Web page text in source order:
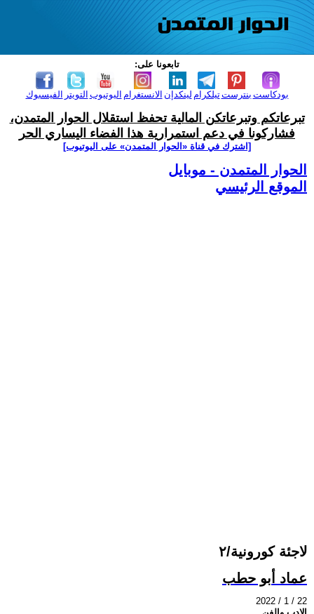
تابعونا على:
الفيسبوك التويتر اليوتيوب الانستغرام لينكدإن تيلكرامبنترست بودكاست
تبرعاتكم وتبرعاتكن المالية تحفظ استقلال الحوار المتمدن،
فشاركونا في دعم استمرارية هذا الفضاء اليساري الحر
[اشترك في قناة ‫«الحوار المتمدن» على اليوتيوب]
الحوار المتمدن - موبايل
الموقع الرئيسي
لاجئة كورونية/٢
عماد أبو حطب
2022 / 1 / 22